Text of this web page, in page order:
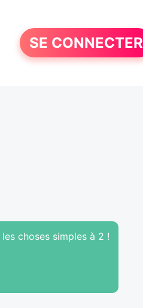
SE CONNECTER
choses simples à 2 !